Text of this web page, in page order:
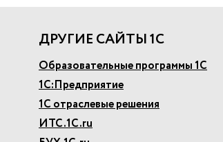
ДРУГИЕ САЙТЫ 1С
Образовательные программы 1С
1С:Предприятие
1С отраслевые решения
ИТС.1С.ru